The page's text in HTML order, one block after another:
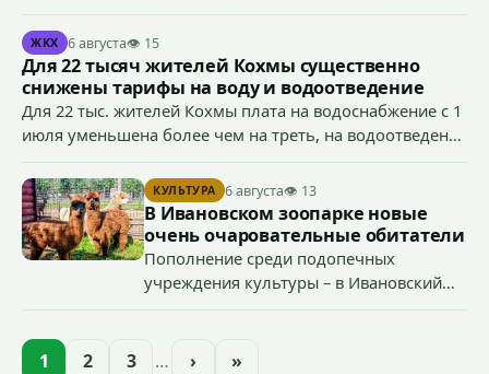
Антоном Тумановым.
ЖКХ 6 августа👁 15
Для 22 тысяч жителей Кохмы существенно
снижены тарифы на воду и водоотведение
Для 22 тыс. жителей Кохмы плата на водоснабжение с 1
июля уменьшена более чем на треть, на водоотведение
началу работы в городе областного предприятия
«Водоканал.
КУЛЬТУРА 6 августа👁 13
В Ивановском зоопарке новые
очень очаровательные обитатели
Пополнение среди подопечных
учреждения культуры – в Ивановский
областей (самцу - 6 месяцев, самочке —
1 2 3 … › »